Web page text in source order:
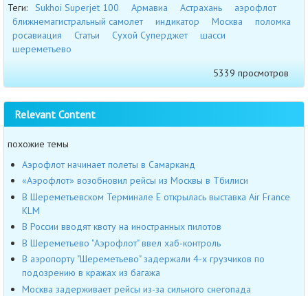
Теги: Sukhoi Superjet 100 Армавиа Астрахань
аэрофлот
ближнемагистральный самолет
индикатор Москва
поломка
росавиация
Статьи Сухой Суперджет
шасси
шереметьево
5339 просмотров
Relevant Content
похожие темы
Аэрофлот начинает полеты в Самарканд
«Аэрофлот» возобновил рейсы из Москвы в Тбилиси
В Шереметьевском Терминале Е открылась выставка Air France
KLM
В России вводят квоту на иностранных пилотов
В Шереметьево "Аэрофлот" ввел хаб-контроль
В аэропорту "Шереметьево" задержали 4-х грузчиков по
подозрению в кражах из багажа
Москва задерживает рейсы из-за сильного снегопада